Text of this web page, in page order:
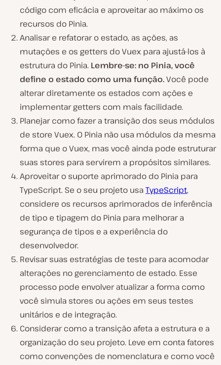
código com eficácia e aproveitar ao máximo os
recursos do Pinia.
Analisar e refatorar o estado, as ações, as
mutações e os getters do Vuex para ajustá-los à
estrutura do Pinia. Lembre-se: no Pinia, você
define o estado como uma função.Você pode
alterar diretamente os estados com ações e
implementar getters com mais facilidade.
Planejar como fazer a transição dos seus módulos
de store Vuex. O Pinia não usa módulos da mesma
forma que o Vuex, mas você ainda pode estruturar
suas stores para servirem a propósitos similares.
Aproveitar o suporte aprimorado do Pinia para
TypeScript. Se o seu projeto usa TypeScript,
considere os recursos aprimorados de inferência
de tipo e tipagem do Pinia para melhorar a
segurança de tipos e a experiência do
desenvolvedor.
Revisar suas estratégias de teste para acomodar
alterações no gerenciamento de estado. Esse
processo pode envolver atualizar a forma como
você simula stores ou ações em seus testes
unitários e de integração.
Considerar como a transição afeta a estrutura e a
organização do seu projeto. Leve em conta fatores
como convenções de nomenclatura e como você